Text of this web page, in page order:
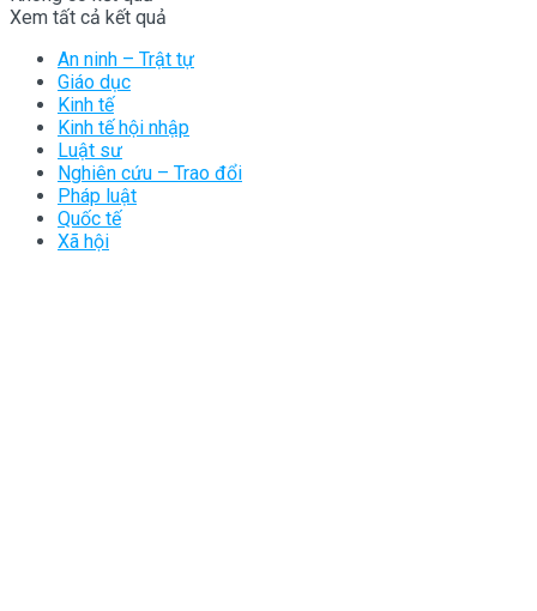
Xem tất cả kết quả
An ninh – Trật tự
Giáo dục
Kinh tế
Kinh tế hội nhập
Luật sư
Nghiên cứu – Trao đổi
Pháp luật
Quốc tế
Xã hội